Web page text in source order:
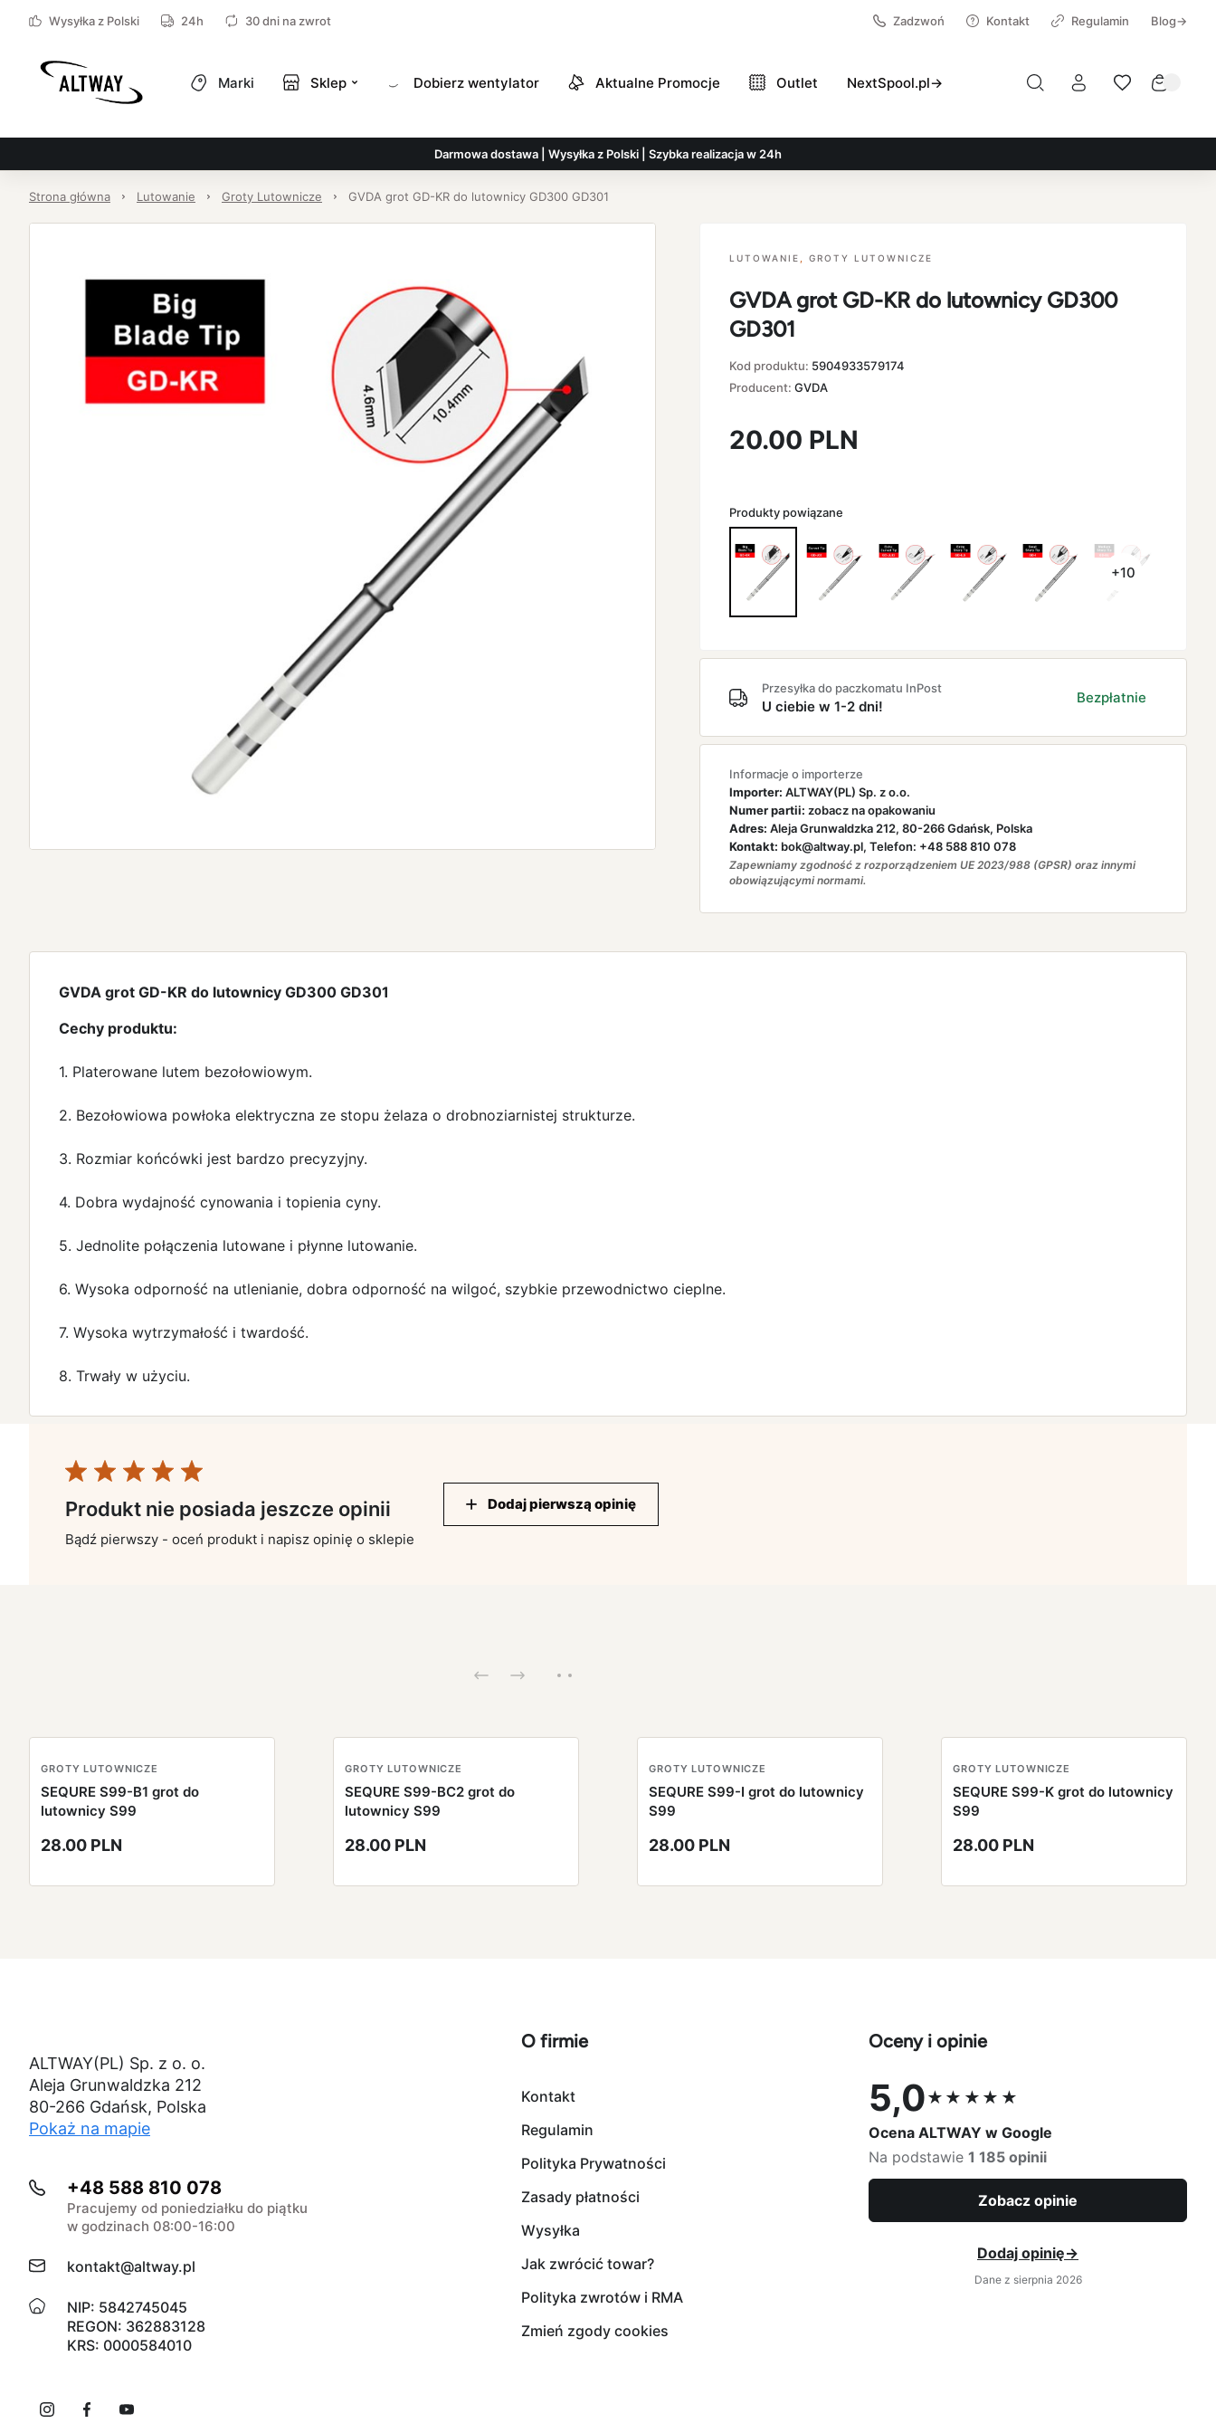
Wysyłka z Polski 24h 30 dni na zwrot Zadzwoń Kontakt Regulamin Blog→
Marki Sklep Dobierz wentylator Aktualne Promocje Outlet NextSpool.pl→
Darmowa dostawa | Wysyłka z Polski | Szybka realizacja w 24h
Strona główna Lutowanie Groty Lutownicze GVDA grot GD-KR do lutownicy GD300 GD301
LUTOWANIE GROTY LUTOWNICZE
GVDA grot GD-KR do lutownicy GD300
GD301
Kod produktu: 5904933579174
Producent: GVDA
20.00 PLN
Produkty powiązane
+10
Przesyłka do paczkomatu InPost
U ciebie w 1-2 dni!
Bezpłatnie
Informacje o importerze
Importer: ALTWAY(PL) Sp. z o.o.
Numer partii: zobacz na opakowaniu
Adres: Aleja Grunwaldzka 212, 80-266 Gdańsk, Polska
Kontakt: bok@altway.pl, Telefon: +48 588 810 078
Zapewniamy zgodność z rozporządzeniem UE 2023/988 (GPSR) oraz innymi
obowiązującymi normami.
GVDA grot GD-KR do lutownicy GD300 GD301
Cechy produktu:
1. Platerowane lutem bezołowiowym.
2. Bezołowiowa powłoka elektryczna ze stopu żelaza o drobnoziarnistej strukturze.
3. Rozmiar końcówki jest bardzo precyzyjny.
4. Dobra wydajność cynowania i topienia cyny.
5. Jednolite połączenia lutowane i płynne lutowanie.
6. Wysoka odporność na utlenianie, dobra odporność na wilgoć, szybkie przewodnictwo cieplne.
7. Wysoka wytrzymałość i twardość.
8. Trwały w użyciu.
Produkt nie posiada jeszcze opinii
Bądź pierwszy - oceń produkt i napisz opinię o sklepie
Dodaj pierwszą opinię
GROTY LUTOWNICZE
SEQURE S99-B1 grot do
lutownicy S99
28.00 PLN
GROTY LUTOWNICZE
SEQURE S99-BC2 grot do
lutownicy S99
28.00 PLN
GROTY LUTOWNICZE
SEQURE S99-I grot do lutownicy
S99
28.00 PLN
GROTY LUTOWNICZE
SEQURE S99-K grot do lutownicy
S99
28.00 PLN
ALTWAY(PL) Sp. z o. o.
Aleja Grunwaldzka 212
80-266 Gdańsk, Polska
Pokaż na mapie
+48 588 810 078
Pracujemy od poniedziałku do piątku
w godzinach 08:00-16:00
kontakt@altway.pl
NIP: 5842745045
REGON: 362883128
KRS: 0000584010
O firmie
Kontakt
Regulamin
Polityka Prywatności
Zasady płatności
Wysyłka
Jak zwrócić towar?
Polityka zwrotów i RMA
Zmień zgody cookies
Oceny i opinie
5,0★★★★★
Ocena 5,0 na 5
Ocena ALTWAY w Google
Na podstawie 1 185 opinii
Zobacz opinie
Dodaj opinię→
Dane z sierpnia 2026